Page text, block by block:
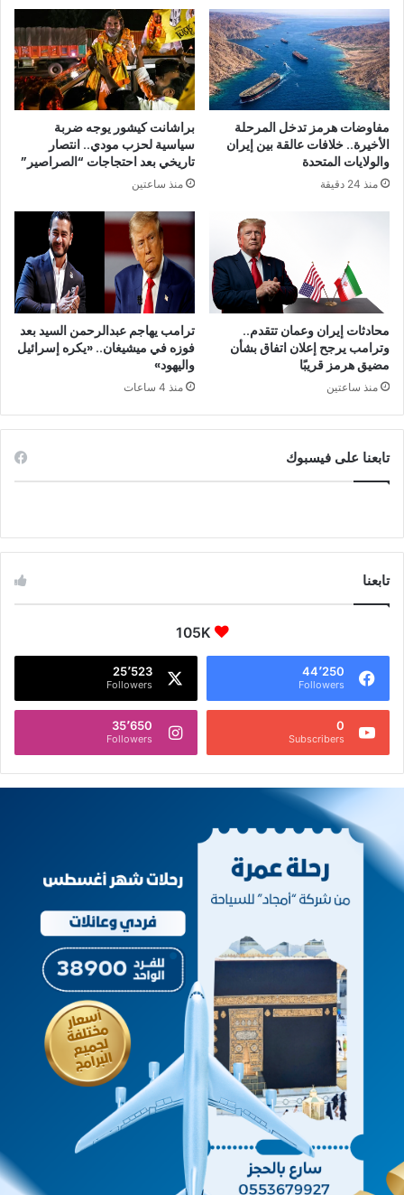
مفاوضات هرمز تدخل المرحلة
الأخيرة.. خلافات عالقة بين إيران
والولايات المتحدة
منذ 24 دقيقة
براشانت كيشور يوجه ضربة
سياسية لحزب مودي.. انتصار
تاريخي بعد احتجاجات “الصراصير”
منذ ساعتين
محادثات إيران وعمان تتقدم..
وترامب يرجح إعلان اتفاق بشأن
مضيق هرمز قريبًا
منذ ساعتين
ترامب يهاجم عبدالرحمن السيد بعد
فوزه في ميشيغان.. «يكره إسرائيل
واليهود»
منذ 4 ساعات
تابعنا على فيسبوك
تابعنا
105K
44٬250
Followers
25٬523
Followers
0
Subscribers
35٬650
Followers